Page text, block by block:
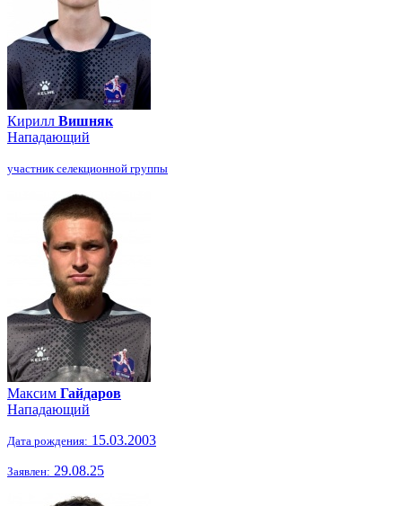
Кирилл Вишняк
Нападающий
участник селекционной группы
Максим Гайдаров
Нападающий
Дата рождения: 15.03.2003
Заявлен: 29.08.25